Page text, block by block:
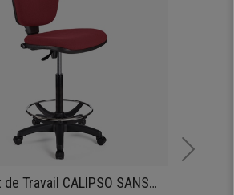
Travail CALIPSO SANS